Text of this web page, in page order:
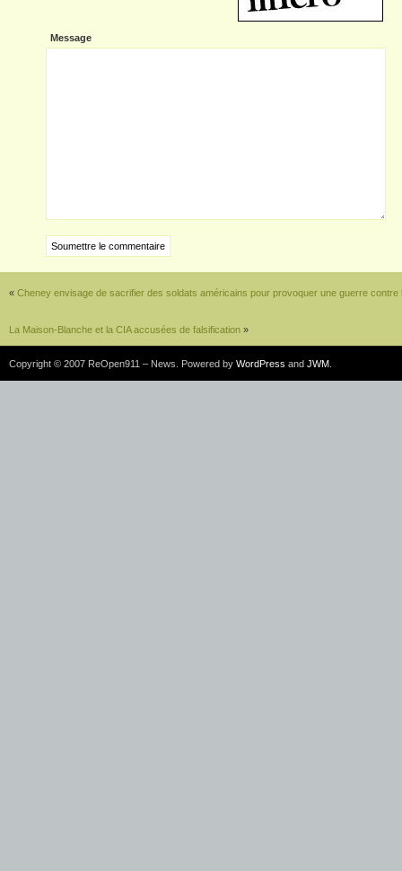
Message
« Cheney envisage de sacrifier des soldats américains pour provoquer une guerre contre
La Maison-Blanche et la CIA accusées de falsification »
Copyright © 2007 ReOpen911 – News. Powered by WordPress and JWM